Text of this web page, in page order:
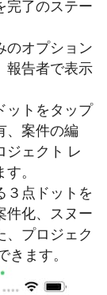
完了のステー
のオプション
報告者で表示
ットをタップ
、案件の編
ジェクト レ
。
３点ドットを
件化、スヌー
、プロジェク
きます。